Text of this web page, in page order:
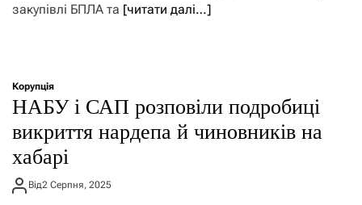
закупівлі БПЛА та [читати далі…]
Корупція
НАБУ і САП розповіли подробиці
викриття нардепа й чиновників на
хабарі
Від2 Серпня, 2025